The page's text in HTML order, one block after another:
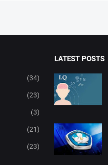
(34)
(23)
(3)
(21)
(23)
LATEST POSTS